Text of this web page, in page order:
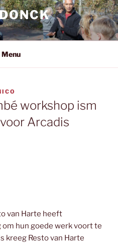
Menu
workshop ism
Arcadis
van Harte heeft
hun goede werk voort te
kreeg Resto van Harte